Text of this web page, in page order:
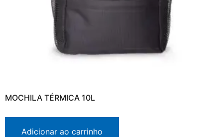
MOCHILA TÉRMICA 10L
Adicionar ao carrinho